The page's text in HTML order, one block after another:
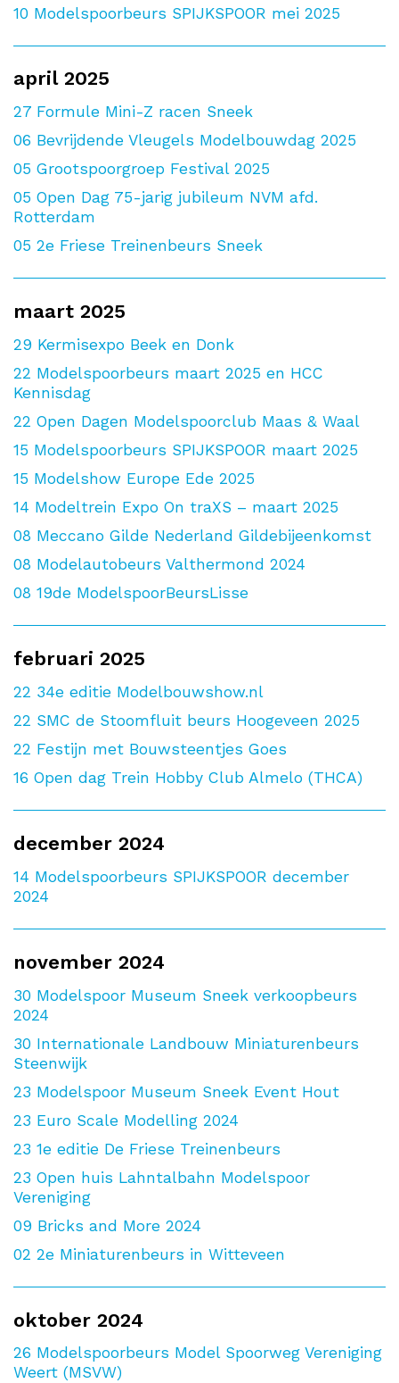
10 Modelspoorbeurs SPIJKSPOOR mei 2025
april 2025
27 Formule Mini-Z racen Sneek
06 Bevrijdende Vleugels Modelbouwdag 2025
05 Grootspoorgroep Festival 2025
05 Open Dag 75-jarig jubileum NVM afd.
Rotterdam
05 2e Friese Treinenbeurs Sneek
maart 2025
29 Kermisexpo Beek en Donk
22 Modelspoorbeurs maart 2025 en HCC
Kennisdag
22 Open Dagen Modelspoorclub Maas & Waal
15 Modelspoorbeurs SPIJKSPOOR maart 2025
15 Modelshow Europe Ede 2025
14 Modeltrein Expo On traXS – maart 2025
08 Meccano Gilde Nederland Gildebijeenkomst
08 Modelautobeurs Valthermond 2024
08 19de ModelspoorBeursLisse
februari 2025
22 34e editie Modelbouwshow.nl
22 SMC de Stoomfluit beurs Hoogeveen 2025
22 Festijn met Bouwsteentjes Goes
16 Open dag Trein Hobby Club Almelo (THCA)
december 2024
14 Modelspoorbeurs SPIJKSPOOR december
2024
november 2024
30 Modelspoor Museum Sneek verkoopbeurs
2024
30 Internationale Landbouw Miniaturenbeurs
Steenwijk
23 Modelspoor Museum Sneek Event Hout
23 Euro Scale Modelling 2024
23 1e editie De Friese Treinenbeurs
23 Open huis Lahntalbahn Modelspoor
Vereniging
09 Bricks and More 2024
02 2e Miniaturenbeurs in Witteveen
oktober 2024
26 Modelspoorbeurs Model Spoorweg Vereniging
Weert (MSVW)